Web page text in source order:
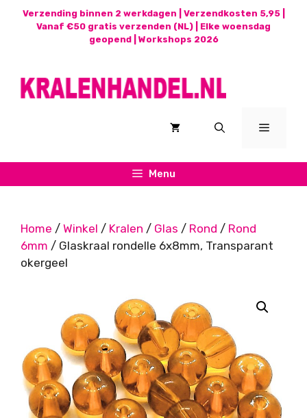
Verzending binnen 2 werkdagen | Verzendkosten 5,95 |
Vanaf €50 gratis verzenden (NL) | Elke woensdag
geopend | Workshops 2026
Menu
Menu
Home / Winkel / Kralen / Glas / Rond / Rond
6mm / Glaskraal rondelle 6x8mm, Transparant
okergeel